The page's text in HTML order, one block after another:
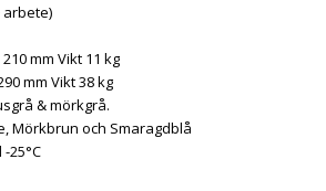
mm Vikt 11 kg
mm Vikt 38 kg
& mörkgrå.
Mörkbrun och Smaragdblå
25°C